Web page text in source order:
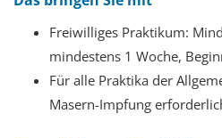
Freiwilliges Praktikum:
mindestens 1 Woche,
Für alle Praktika der
Masern-Impfung